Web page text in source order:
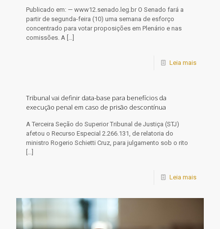
Publicado em: — www12.senado.leg.br O Senado fará a
partir de segunda-feira (10) uma semana de esforço
concentrado para votar proposições em Plenário e nas
comissões. A […]
Leia mais
Tribunal vai definir data-base para benefícios da
execução penal em caso de prisão descontínua
​A Terceira Seção do Superior Tribunal de Justiça (STJ)
afetou o Recurso Especial 2.266.131, de relatoria do
ministro Rogerio Schietti Cruz, para julgamento sob o rito
[…]
Leia mais